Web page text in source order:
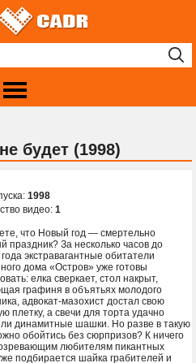
будет (1998)
1998
видео: 1
что Новый год — смертельно
праздник? За несколько часов до
года экстравагантные обитатели
дома «Остров» уже готовы
елка сверкает, стол накрыт,
графиня в объятьях молодого
адвокат-мазохист достал свою
плетку, а свечи для торта удачно
динамитные шашки. Но разве в такую
обойтись без сюрпризов? К ничего
любителям пикантных
подбирается шайка грабителей и